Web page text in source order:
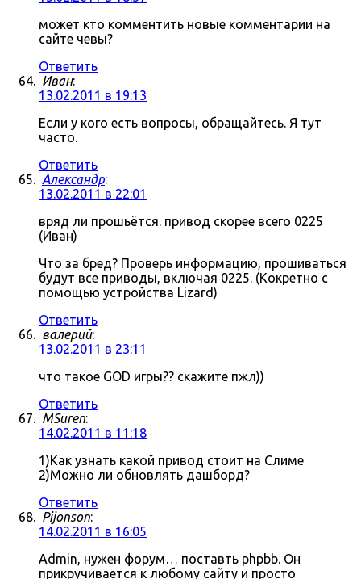
может кто комментить новые комментарии на
сайте чевы?
Ответить
Иван:
13.02.2011 в 19:13
Если у кого есть вопросы, обращайтесь. Я тут
часто.
Ответить
Александр:
13.02.2011 в 22:01
вряд ли прошьётся. привод скорее всего 0225
(Иван)
Что за бред? Проверь информацию, прошиваться
будут все приводы, включая 0225. (Кокретно с
помощью устройства Lizard)
Ответить
валерий:
13.02.2011 в 23:11
что такое GOD игры?? скажите пжл))
Ответить
MSuren:
14.02.2011 в 11:18
1)Как узнать какой привод стоит на Слиме
2)Можно ли обновлять дашборд?
Ответить
Pijonson:
14.02.2011 в 16:05
Admin, нужен форум… поставть phpbb. Он
прикручивается к любому сайту и просто